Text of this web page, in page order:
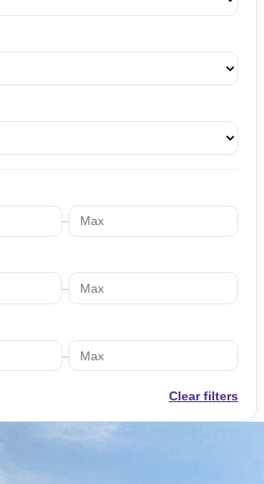
–
–
–
Clear filters